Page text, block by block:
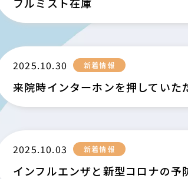
2025.10.30 新着情報
来院時インターホンを押していた
2025.10.03 新着情報
インフルエンザと新型コロナの予